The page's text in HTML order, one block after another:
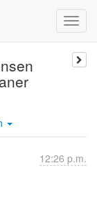
12:26 p.m.